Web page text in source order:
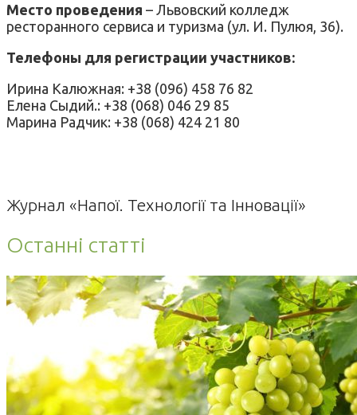
Место проведения – Львовский колледж
ресторанного сервиса и туризма (ул. И. Пулюя, 36).
Телефоны для регистрации участников:
Ирина Калюжная: +38 (096) 458 76 82
Елена Сыдий.: +38 (068) 046 29 85
Марина Радчик: +38 (068) 424 21 80
Журнал «Напої. Технології та Інновації»
Останні статті